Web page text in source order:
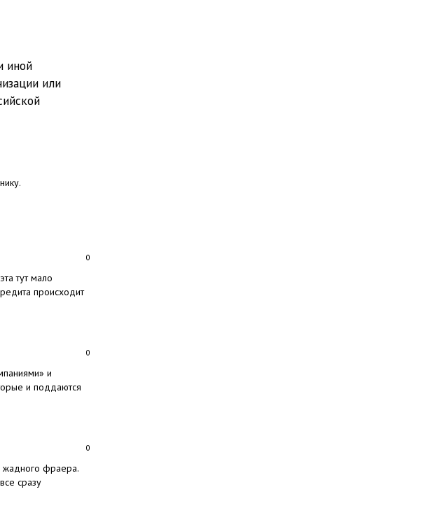
иной
или
0
тут мало
происходит
0
и
и поддаются
0
жадного фраера.
сразу